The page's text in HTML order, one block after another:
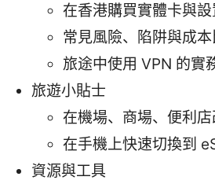
在香港購買實體卡與
常見風險、陷阱與成
旅途中使用 VPN 的實
旅遊小貼士
在機場、商場、便利
在手機上快速切換到
資源與工具